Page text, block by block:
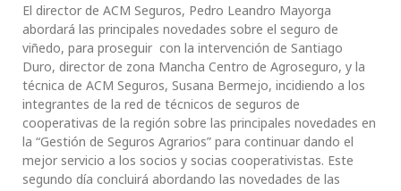
El director de ACM Seguros, Pedro Leandro Mayorga
abordará las principales novedades sobre el seguro de
viñedo, para proseguir con la intervención de Santiago
Duro, director de zona Mancha Centro de Agroseguro, y la
técnica de ACM Seguros, Susana Bermejo, incidiendo a los
integrantes de la red de técnicos de seguros de
cooperativas de la región sobre las principales novedades en
la “Gestión de Seguros Agrarios” para continuar dando el
mejor servicio a los socios y socias cooperativistas. Este
segundo día concluirá abordando las novedades de las